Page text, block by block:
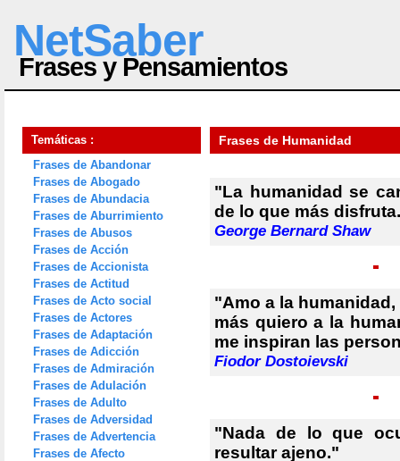
NetSaber
Frases y Pensamientos
Temáticas :
Frases de Abandonar
Frases de Abogado
Frases de Abundacia
Frases de Aburrimiento
Frases de Abusos
Frases de Acción
Frases de Accionista
Frases de Actitud
Frases de Acto social
Frases de Actores
Frases de Adaptación
Frases de Adicción
Frases de Admiración
Frases de Adulación
Frases de Adulto
Frases de Adversidad
Frases de Advertencia
Frases de Afecto
Frases de Humanidad
"La humanidad se
de lo que más
George Bernard Shaw
"Amo a la
más quiero a la
me inspiran las
Fiodor Dostoievski
"Nada de lo que
resultar ajeno."